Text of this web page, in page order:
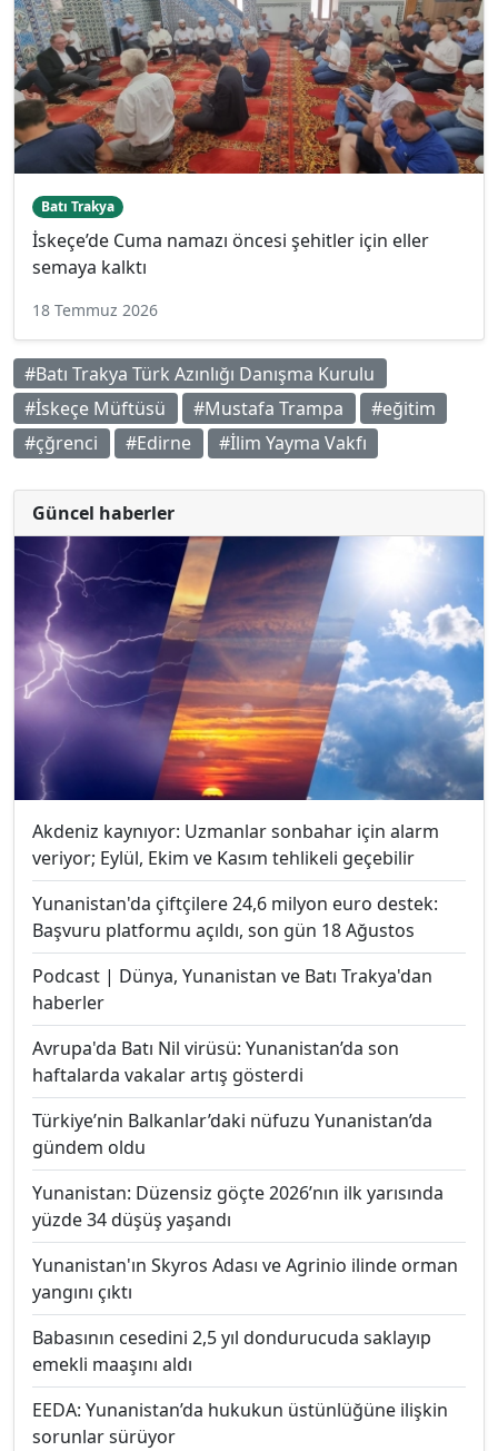
Batı Trakya
İskeçe’de Cuma namazı öncesi şehitler için eller
semaya kalktı
18 Temmuz 2026
#Batı Trakya Türk Azınlığı Danışma Kurulu
#İskeçe Müftüsü
#Mustafa Trampa
#eğitim
#çğrenci
#Edirne #İlim Yayma Vakfı
Güncel haberler
Akdeniz kaynıyor: Uzmanlar sonbahar için alarm
veriyor; Eylül, Ekim ve Kasım tehlikeli geçebilir
Yunanistan'da çiftçilere 24,6 milyon euro destek:
Başvuru platformu açıldı, son gün 18 Ağustos
Podcast | Dünya, Yunanistan ve Batı Trakya'dan
haberler
Avrupa'da Batı Nil virüsü: Yunanistan’da son
haftalarda vakalar artış gösterdi
Türkiye’nin Balkanlar’daki nüfuzu Yunanistan’da
gündem oldu
Yunanistan: Düzensiz göçte 2026’nın ilk yarısında
yüzde 34 düşüş yaşandı
Yunanistan'ın Skyros Adası ve Agrinio ilinde orman
yangını çıktı
Babasının cesedini 2,5 yıl dondurucuda saklayıp
emekli maaşını aldı
EEDA: Yunanistan’da hukukun üstünlüğüne ilişkin
sorunlar sürüyor